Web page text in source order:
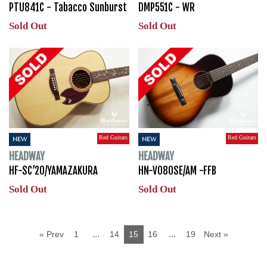
PTU841C - Tabacco Sunburst
Sold Out
DMP551C - WR
Sold Out
NEW Red Guitars
HEADWAY
HF-SC’20/YAMAZAKURA
Sold Out
NEW Red Guitars
HEADWAY
HN-V080SE/AM -FFB
Sold Out
« Prev 1 ... 14 15 16 ... 19 Next »